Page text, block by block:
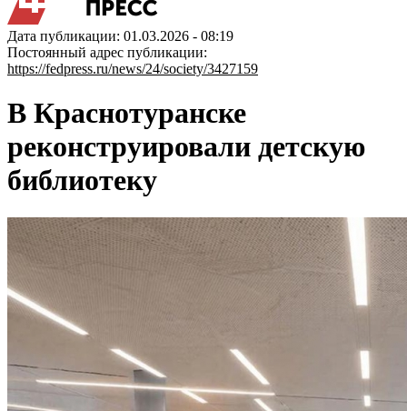
Дата публикации: 01.03.2026 - 08:19
Постоянный адрес публикации:
https://fedpress.ru/news/24/society/3427159
В Краснотуранске
реконструировали детскую
библиотеку